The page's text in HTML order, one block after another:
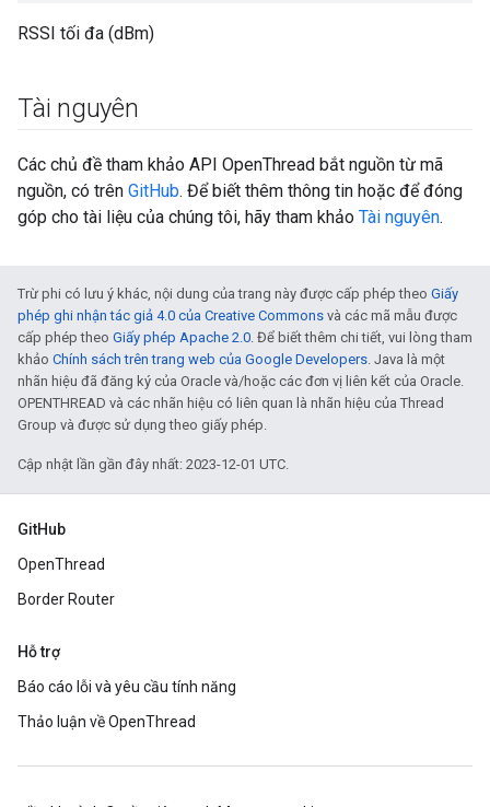
RSSI tối đa (dBm)
Tài nguyên
Các chủ đề tham khảo API OpenThread bắt nguồn từ mã
nguồn, có trên GitHub. Để biết thêm thông tin hoặc để đóng
góp cho tài liệu của chúng tôi, hãy tham khảo Tài nguyên.
Trừ phi có lưu ý khác, nội dung của trang này được cấp phép theo Giấy
phép ghi nhận tác giả 4.0 của Creative Commons và các mã mẫu được
cấp phép theo Giấy phép Apache 2.0. Để biết thêm chi tiết, vui lòng tham
khảo Chính sách trên trang web của Google Developers. Java là một
nhãn hiệu đã đăng ký của Oracle và/hoặc các đơn vị liên kết của Oracle.
OPENTHREAD và các nhãn hiệu có liên quan là nhãn hiệu của Thread
Group và được sử dụng theo giấy phép.
Cập nhật lần gần đây nhất: 2023-12-01 UTC.
GitHub
OpenThread
Border Router
Hỗ trợ
Báo cáo lỗi và yêu cầu tính năng
Thảo luận về OpenThread